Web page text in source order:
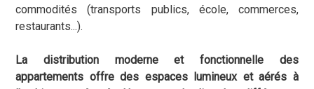
commodités (transports publics, école, commerces,
restaurants...).
La distribution moderne et fonctionnelle des
appartements offre des espaces lumineux et aérés à